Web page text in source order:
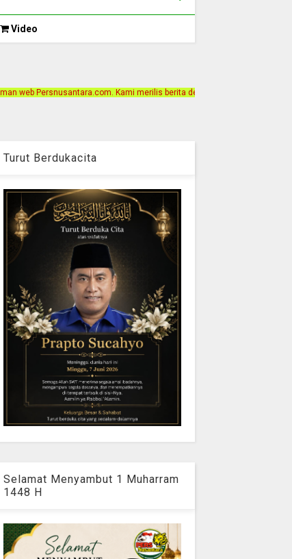
Video
Kami merilis berita dengan motto Akurat, Independen, Terpercaya.
Turut Berdukacita
Selamat Menyambut 1 Muharram
1448 H